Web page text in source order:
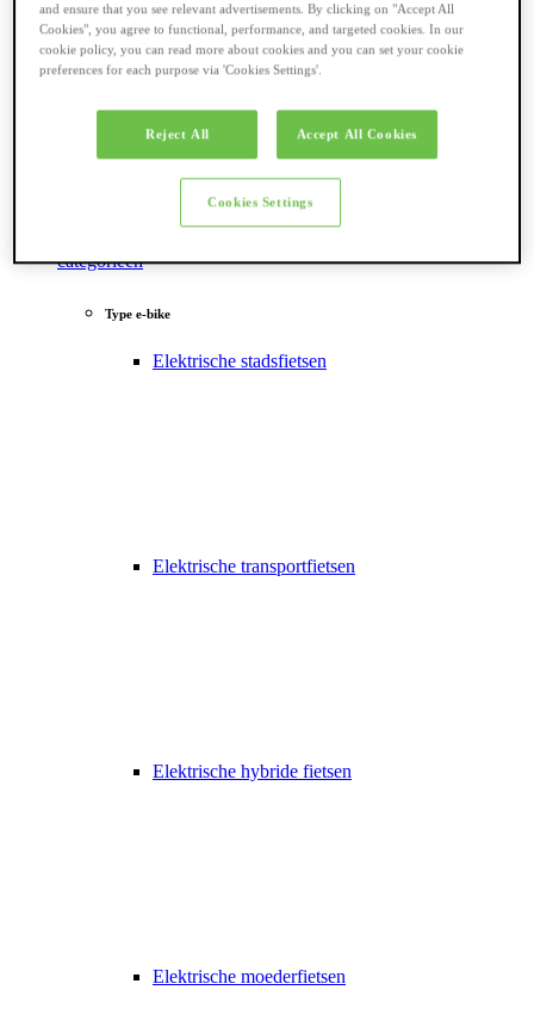
categorieën
Type e-bike
Elektrische stadsfietsen
Elektrische transportfietsen
Elektrische hybride fietsen
Elektrische moederfietsen
and ensure that you see relevant advertisements. By clicking on "Accept All
Cookies", you agree to functional, performance, and targeted cookies. In our
cookie policy, you can read more about cookies and you can set your cookie
preferences for each purpose via 'Cookies Settings'.
Reject All Accept All Cookies
Cookies Settings